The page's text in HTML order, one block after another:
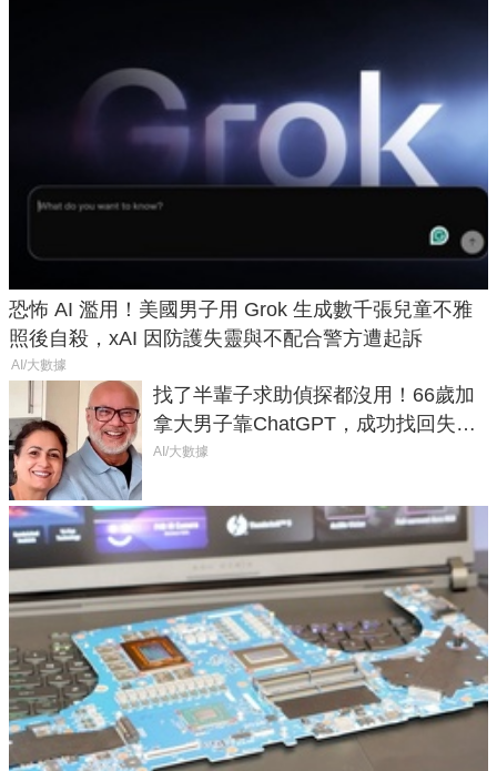
恐怖 AI 濫用！美國男子用 Grok 生成數千張兒童不雅
照後自殺，xAI 因防護失靈與不配合警方遭起訴
AI/大數據
找了半輩子求助偵探都沒用！66歲加
拿大男子靠ChatGPT，成功找回失散
50年家人
AI/大數據